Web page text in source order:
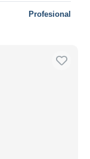
Profesional